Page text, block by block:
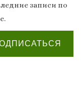
записи по